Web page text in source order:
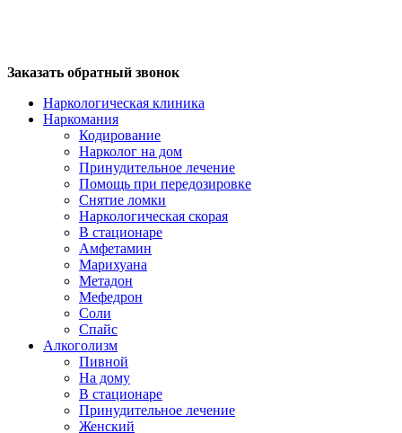
Заказать обратный звонок
Наркологическая клиника
Наркомания
Кодирование
Нарколог на дом
Принудительное лечение
Помощь при передозировке
Снятие ломки
Наркологическая скорая
В стационаре
Амфетамин
Марихуана
Метадон
Мефедрон
Соли
Спайс
Алкоголизм
Пивной
На дому
В стационаре
Принудительное лечение
Женский